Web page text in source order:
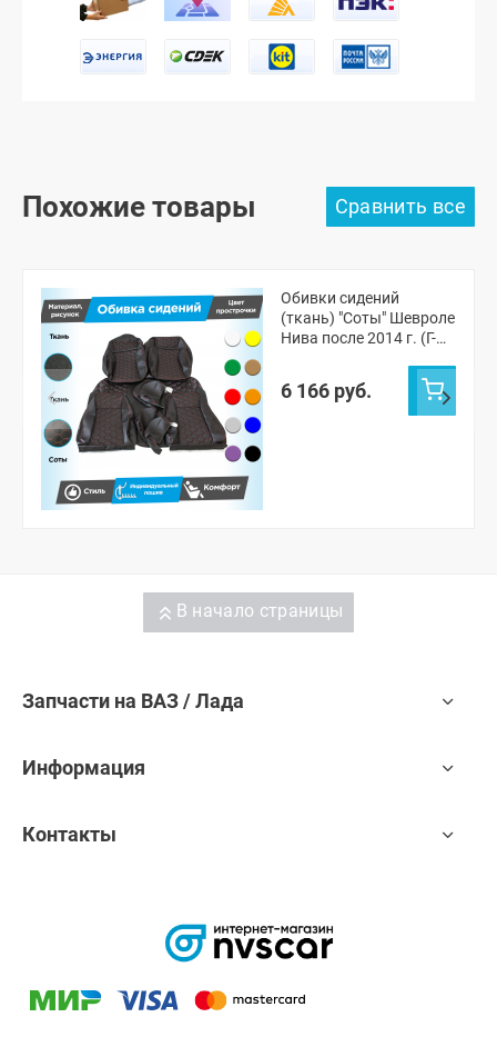
Похожие товары
Обивки сидений
(ткань) "Соты" Шевроле
Нива после 2014 г. (Г-
подголовники)
6 166 руб.
В начало страницы
Запчасти на ВАЗ / Лада
Информация
Контакты